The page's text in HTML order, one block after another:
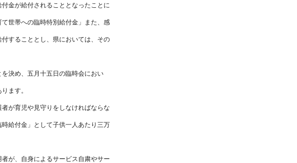
金が給付されることとなったことに
世帯への臨時特別給付金」また、感
することとし、県においては、その
決め、五月十五日の臨時会におい
ます。
が育児や見守りをしなければならな
給付金」として子供一人あたり三万
が、自身によるサービス自粛やサー